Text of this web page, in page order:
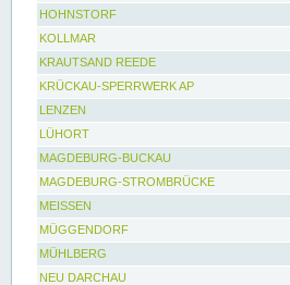
HOHNSTORF
KOLLMAR
KRAUTSAND REEDE
KRÜCKAU-SPERRWERK AP
LENZEN
LÜHORT
MAGDEBURG-BUCKAU
MAGDEBURG-STROMBRÜCKE
MEISSEN
MÜGGENDORF
MÜHLBERG
NEU DARCHAU